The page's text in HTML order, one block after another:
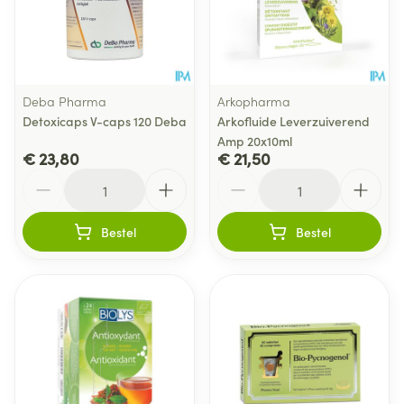
Deba Pharma
Detoxicaps V-caps 120 Deba
€ 23,80
Bestel
Arkopharma
Arkofluide Leverzuiverend
Amp 20x10ml
€ 21,50
Bestel